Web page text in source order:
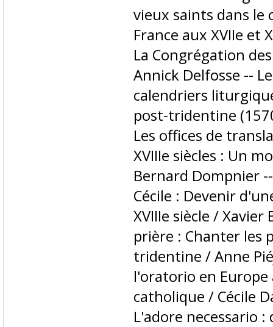
vieux saints dans le
France aux XVIIe et
La Congrégation
Annick Delfosse --
calendriers
post-tridentine
Les offices de
XVIIIe siècles : Un
Bernard Dompnier
Cécile : Devenir
XVIIIe siècle /
prière : Chanter les
tridentine / Anne
l'oratorio en
catholique / Cécile
L'adore necessario